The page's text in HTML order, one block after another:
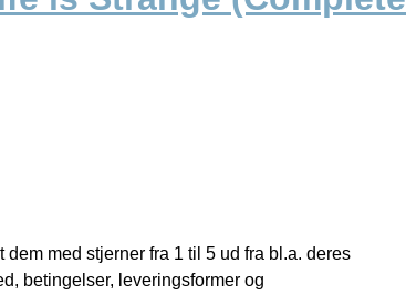
med stjerner fra 1 til 5 ud fra bl.a. deres
betingelser, leveringsformer og